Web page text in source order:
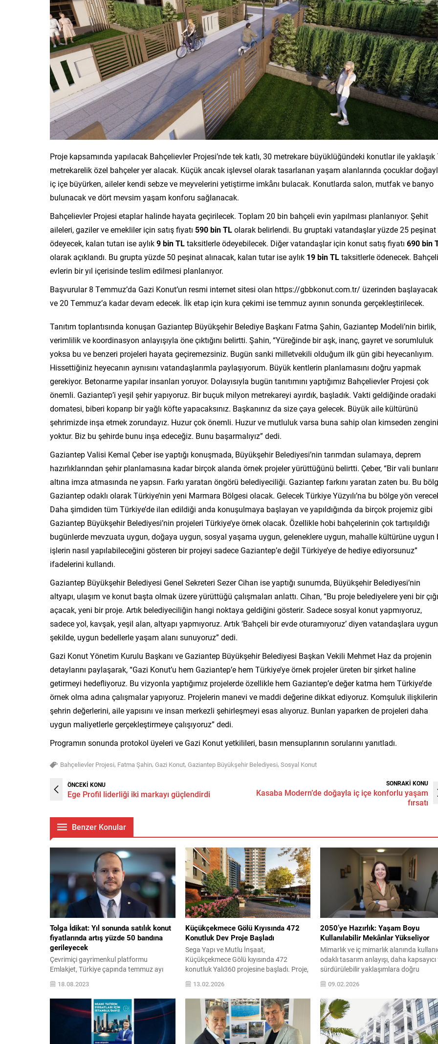
Proje kapsamında yapılacak Bahçelievler Projesi’nde tek katlı, 30 metrekare büyüklüğündeki konutlar ile yaklaşık
metrekarelik özel bahçeler yer alacak. Küçük ancak işlevsel olarak tasarlanan yaşam alanlarında çocuklar
iç içe büyürken, aileler kendi sebze ve meyvelerini yetiştirme imkânı bulacak. Konutlarda salon, mutfak ve banyo
bulunacak ve dört mevsim yaşam konforu sağlanacak.
Bahçelievler Projesi etaplar halinde hayata geçirilecek. Toplam 20 bin bahçeli evin yapılması planlanıyor. Şehit
aileleri, gaziler ve emekliler için satış fiyatı 590 bin TLolarak belirlendi. Bu gruptaki vatandaşlar yüzde 25 peşinat
ödeyecek, kalan tutarı ise aylık9 bin TLtaksitlerle ödeyebilecek. Diğer vatandaşlar için konut satış fiyatı 690 bin
olarak açıklandı. Bu grupta yüzde 50 peşinat alınacak, kalan tutar ise aylık 19 bin TLtaksitlerle ödenecek. Bahçeli
evlerin bir yıl içerisinde teslim edilmesi planlanıyor.
Başvurular 8 Temmuz’da Gazi Konut’un resmi internet sitesi olan https://gbbkonut.com.tr/ üzerinden başlayacak
ve 20 Temmuz’a kadar devam edecek. İlk etap için kura çekimi ise temmuz ayının sonunda gerçekleştirilecek.
Tanıtım toplantısında konuşan Gaziantep Büyükşehir Belediye Başkanı Fatma Şahin, Gaziantep Modeli’nin birlik,
verimlilik ve koordinasyon anlayışıyla öne çıktığını belirtti. Şahin, “Yüreğinde bir aşk, inanç, gayret ve sorumluluk
yoksa bu ve benzeri projeleri hayata geçiremezsiniz. Bugün sanki milletvekili olduğum ilk gün gibi heyecanlıyım.
Hissettiğiniz heyecanın aynısını vatandaşlarımla paylaşıyorum. Büyük kentlerin planlamasını doğru yapmak
gerekiyor. Betonarme yapılar insanları yoruyor. Dolayısıyla bugün tanıtımını yaptığımız Bahçelievler Projesi çok
önemli. Gaziantep’i yeşil şehir yapıyoruz. Bir buçuk milyon metrekareyi ayırdık, başladık. Vakti geldiğinde oradaki
domatesi, biberi koparıp bir yağlı köfte yapacaksınız. Başkanınız da size çaya gelecek. Büyük aile kültürünü
şehrimizde inşa etmek zorundayız. Huzur çok önemli. Huzur ve mutluluk varsa buna sahip olan kimseden zengini
yoktur. Biz bu şehirde bunu inşa edeceğiz. Bunu başarmalıyız” dedi.
Gaziantep Valisi Kemal Çeber ise yaptığı konuşmada, Büyükşehir Belediyesi’nin tarımdan sulamaya, deprem
hazırlıklarından şehir planlamasına kadar birçok alanda örnek projeler yürüttüğünü belirtti. Çeber, “Bir vali
altına imza atmasında ne yapsın. Farkı yaratan öngörü belediyeciliği. Gaziantep farkını yaratan zaten bu. Bu
Gaziantep odaklı olarak Türkiye’nin yeni Marmara Bölgesi olacak. Gelecek Türkiye Yüzyılı’na bu bölge yön
Daha şimdiden tüm Türkiye’de ilan edildiği anda konuşulmaya başlayan ve yapıldığında da birçok projemiz gibi
Gaziantep Büyükşehir Belediyesi’nin projeleri Türkiye’ye örnek olacak. Özellikle hobi bahçelerinin çok tartışıldığı
bugünlerde mevzuata uygun, doğaya uygun, sosyal yaşama uygun, geleneklere uygun, mahalle kültürüne uygun
işlerin nasıl yapılabileceğini gösteren bir projeyi sadece Gaziantep’e değil Türkiye’ye de hediye ediyorsunuz”
ifadelerini kullandı.
Gaziantep Büyükşehir Belediyesi Genel Sekreteri Sezer Cihan ise yaptığı sunumda, Büyükşehir Belediyesi’nin
altyapı, ulaşım ve konut başta olmak üzere yürüttüğü çalışmaları anlattı. Cihan, “Bu proje belediyelere yeni bir
açacak, yeni bir proje. Artık belediyeciliğin hangi noktaya geldiğini gösterir. Sadece sosyal konut yapmıyoruz,
sadece yol, kavşak, yeşil alan, altyapı yapmıyoruz. Artık ‘Bahçeli bir evde oturamıyoruz’ diyen vatandaşlara uygun
şekilde, uygun bedellerle yaşam alanı sunuyoruz” dedi.
Gazi Konut Yönetim Kurulu Başkanı ve Gaziantep Büyükşehir Belediyesi Başkan Vekili Mehmet Haz da projenin
detaylarını paylaşarak, “Gazi Konut’u hem Gaziantep’e hem Türkiye’ye örnek projeler üreten bir şirket haline
getirmeyi hedefliyoruz. Bu vizyonla yaptığımız projelerde özellikle hem Gaziantep’e değer katma hem Türkiye’de
örnek olma adına çalışmalar yapıyoruz. Projelerin manevi ve maddi değerine dikkat ediyoruz. Komşuluk
şehrin değerlerini, aile yapısını ve insan merkezli şehirleşmeyi esas alıyoruz. Bunları yaparken de projeleri daha
uygun maliyetlerle gerçekleştirmeye çalışıyoruz” dedi.
Programın sonunda protokol üyeleri ve Gazi Konut yetkilileri, basın mensuplarının sorularını yanıtladı.
Bahçelievler Projesi, Fatma Şahin, Gazi Konut, Gaziantep Büyükşehir Belediyesi, Sosyal Konut
ÖNCEKİ KONU
Ege Profil liderliği iki markayı güçlendirdi
SONRAKİ KONU
Kasaba Modern’de doğayla iç içe konforlu yaşam
fırsatı
Benzer Konular
Tolga İdikat: Yıl sonunda satılık konut
fiyatlarında artış yüzde 50 bandına
gerileyecek
Çevrimiçi gayrimenkul platformu
Emlakjet, Türkiye çapında temmuz ayı
verilerini yayınladı. Buna göre temmuz
ayında Türkiye genelinde hem satılık
fiyatları hem de kiralık fiyatları önceki aya
göre yüzde 8 artış gösterdi. Emlakjet
verilerine göre ayrıca satılık konut fiyat
değişiminde Konya, kiralıkta ise Bursa
Temmuz ayının lideri olurken, en çok
18.08.2023
Küçükçekmece Gölü Kıyısında 472
Konutluk Dev Proje Başladı
Sega Yapı ve Mutlu İnşaat,
Küçükçekmece Gölü kıyısında 472
konutluk Yalı360 projesine başladı. Proje,
göl ve deniz manzarasını aynı anda
sunan panoramik cepheleri, yeşil avluları,
gün ışığını maksimum düzeyde alan ferah
daireleri ve geniş balkonlarıyla dikkat
çekiyor. Modern mimariyi doğanın
huzuruyla birleştiren Yalı360, Marmaray,
metrobüs, E-5 ve TEM yollarına
13.02.2026
2050’ye Hazırlık: Yaşam Boyu
Kullanılabilir Mekânlar Yükseliyor
Mimarlık ve iç mimarlık alanında
odaklı tasarım anlayışı, daha kapsayıcı
sürdürülebilir yaklaşımlara doğru
evriliyor. “Yaşam boyu kullanılabilir
mekânlar” kavramı, farklı yaş
ve değişen ihtiyaçların aynı mekânda
uzun yıllar konforla yaşayabilmesini
amaçlayan yeni bir mimarlık anlayışı
olarak öne çıkıyor. Dünya Sağlık Örgütü
verilerine göre, 2050 yılına kadar
09.02.2026